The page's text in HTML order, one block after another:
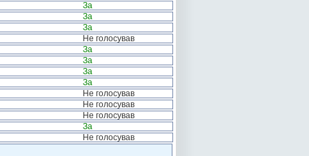
За
За
За
Не голосував
За
За
За
За
Не голосував
Не голосував
Не голосував
За
Не голосував